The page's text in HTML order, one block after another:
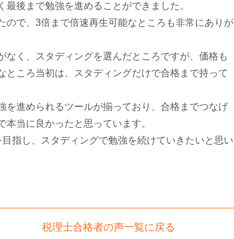
後まで勉強を進めることができました。
ので、3倍まで倍速再生可能なところも非常にありが
く、スタディングを選んだところですが、価格も
ところ当初は、スタディングだけで合格まで持って
を進められるツールが揃っており、合格までつなげ
当に良かったと思っています。
指し、スタディングで勉強を続けていきたいと思い
税理士合格者の声一覧に戻る